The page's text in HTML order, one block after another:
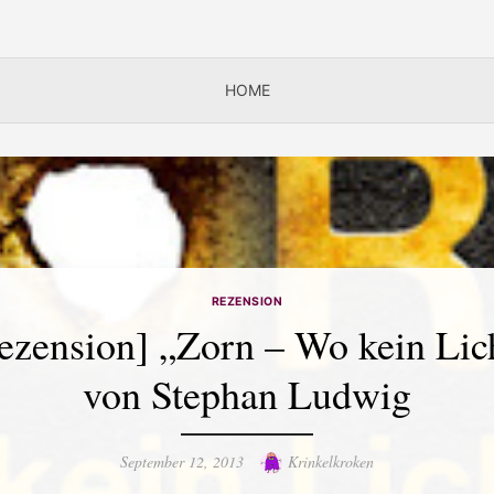
HOME
REZENSION
„Zorn – Wo kein
von Stephan Ludwig
Posted
September 12, 2013 Author
Krinkelkroken